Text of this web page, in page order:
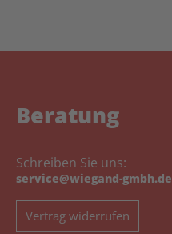
Beratung
Schreiben Sie uns:
service@wiegand-gmbh.de
Vertrag widerrufen